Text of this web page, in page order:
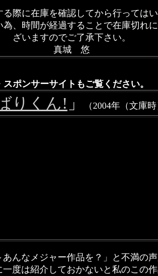
る際に在庫を確認してから行っては
為、時間が経過することで在庫切れ
ざいますのでご了承下さい。
真城 悠
スポンサーサイトもご覧ください。
りくん! 」 （2004年（文庫
んなメジャー作品を？」と不満の
度は紹介しておかないと私のこの